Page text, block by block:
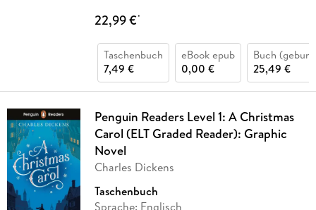
22,99 €*
Taschenbuch
7,49 €
eBook epub
0,00 €
Buch
25,49 €
Penguin Readers Level 1: A Christmas
Carol (ELT Graded Reader): Graphic
Novel
Charles Dickens
Taschenbuch
Sprache: Englisch